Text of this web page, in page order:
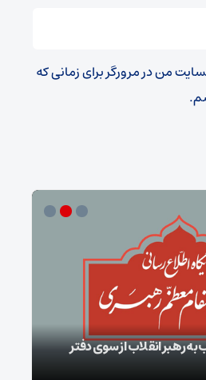
من در مرورگر برای زمانی که
رهبر انقلاب از سوی دفتر